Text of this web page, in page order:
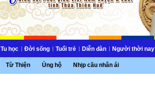
Từ Thiện Ủng hộ Nhịp cầu nhân ái
Tu học Đời sống Tuổi trẻ Diễn đàn Người thời nay